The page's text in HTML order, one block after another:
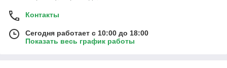
Контакты
Сегодня работает с 10:00 до 18:00
Показать весь график работы